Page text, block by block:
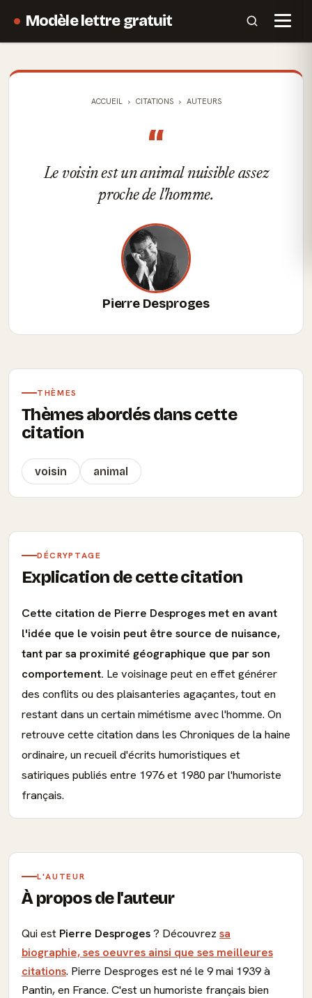
Modèle lettre gratuit
ACCUEIL CITATIONS AUTEURS
“
Le voisin est un animal nuisible assez
proche de l'homme.
Pierre Desproges
THÈMES
Thèmes abordés dans cette
citation
voisin animal
DÉCRYPTAGE
Explication de cette citation
Cette citation de Pierre Desproges met en avant
l'idée que le voisin peut être source de nuisance,
tant par sa proximité géographique que par son
comportement. Le voisinage peut en effet générer
des conflits ou des plaisanteries agaçantes, tout en
restant dans un certain mimétisme avec l'homme. On
retrouve cette citation dans les Chroniques de la haine
ordinaire, un recueil d'écrits humoristiques et
satiriques publiés entre 1976 et 1980 par l'humoriste
français.
L'AUTEUR
À propos de l'auteur
Qui est Pierre Desproges? Découvrez sa
biographie, ses oeuvres ainsi que ses meilleures
citations. Pierre Desproges est né le 9 mai 1939 à
Pantin, en France. C'est un humoriste français bien